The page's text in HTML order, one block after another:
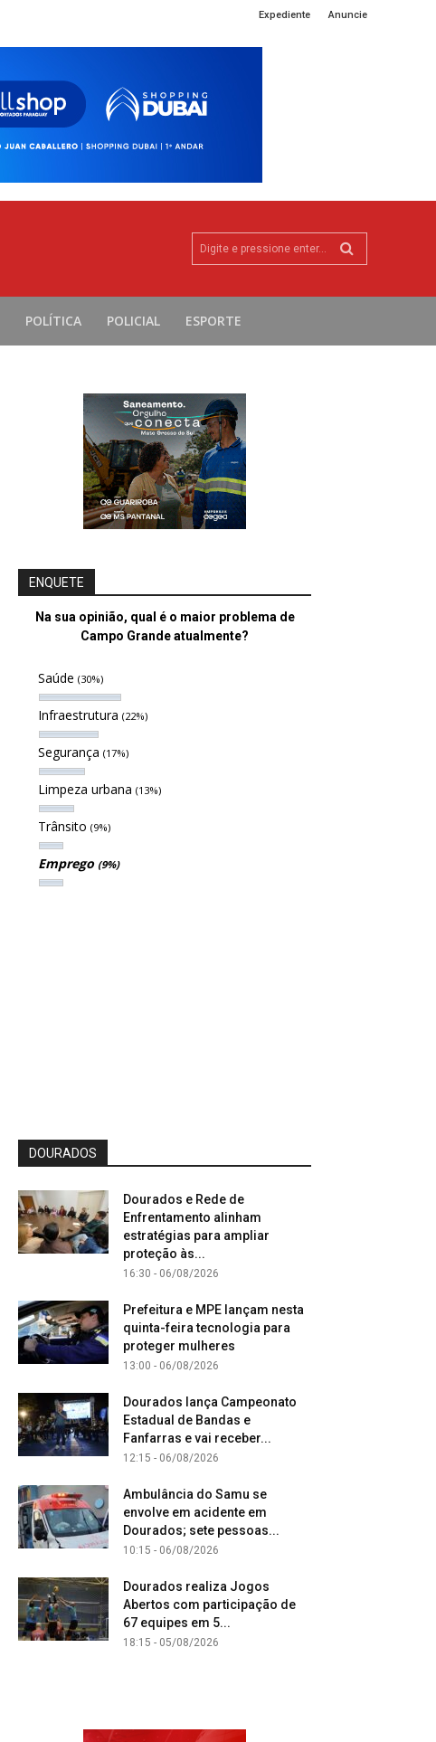
Expediente Anuncie
Digite e pressione enter...
POLÍTICA POLICIAL ESPORTE
ENQUETE
Na sua opinião, qual é o maior problema de
Campo Grande atualmente?
Saúde (30%)
Infraestrutura (22%)
Segurança (17%)
Limpeza urbana (13%)
Trânsito (9%)
Emprego (9%)
DOURADOS
Dourados e Rede de
Enfrentamento alinham
estratégias para ampliar
proteção às...
16:30 - 06/08/2026
Prefeitura e MPE lançam nesta
quinta-feira tecnologia para
proteger mulheres
13:00 - 06/08/2026
Dourados lança Campeonato
Estadual de Bandas e
Fanfarras e vai receber...
12:15 - 06/08/2026
Ambulância do Samu se
envolve em acidente em
Dourados; sete pessoas...
10:15 - 06/08/2026
Dourados realiza Jogos
Abertos com participação de
67 equipes em 5...
18:15 - 05/08/2026